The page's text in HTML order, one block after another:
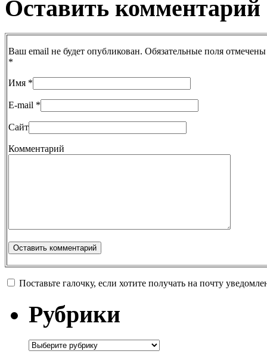
Оставить комментарий
Ваш email не будет опубликован. Обязательные поля отмечены
*
Имя *
E-mail *
Сайт
Комментарий
Поставьте галочку, если хотите получать на почту
Рубрики